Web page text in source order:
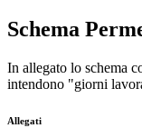
Schema
In allegato lo schema
intendono "giorni
Allegati